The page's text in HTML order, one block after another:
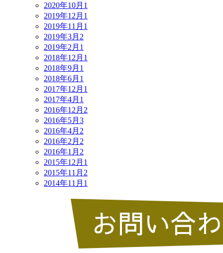
2020年10月 1
2019年12月 1
2019年11月 1
2019年3月 2
2019年2月 1
2018年12月 1
2018年9月 1
2018年6月 1
2017年12月 1
2017年4月 1
2016年12月 2
2016年5月 3
2016年4月 2
2016年2月 2
2016年1月 2
2015年12月 1
2015年11月 2
2014年11月 1